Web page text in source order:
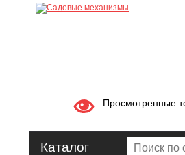
Просмотренные
Каталог